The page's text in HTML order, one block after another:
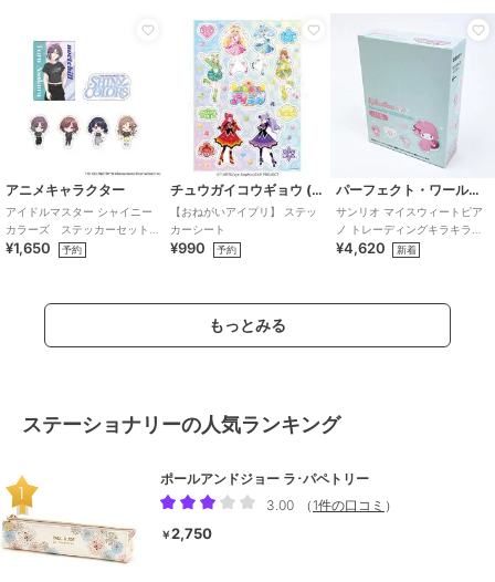
アニメキャラクター
アイドルマスター シャイニー
カラーズ ステッカーセット
(283プロ ノクチル)
¥1,650 予約
チュウガイコウギョウ (Chugai Mining)
【おねがいアイプリ】 ステッ
カーシート
¥990 予約
パーフェクト・ワールド・トーキョー
サンリオ マイスウィートピア
ノ トレーディングキラキラス
テッカー 全12種 コンプリート
¥4,620 新着
もっとみる
ステーショナリーの人気ランキング
ポールアンドジョー ラ･パペトリー
3.00
（ 1件の口コミ ）
￥2,750